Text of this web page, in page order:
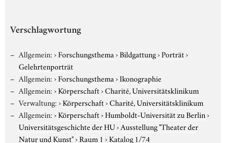
Verschlagwortung
Allgemein:›Forschungsthema›Bildgattung›Porträt›
Gelehrtenporträt
Allgemein:›Forschungsthema›Ikonographie
Allgemein:›Körperschaft›Charité, Universitätsklinikum
Verwaltung:›Körperschaft›Charité, Universitätsklinikum
Allgemein:›Körperschaft›Humboldt-Universität zu Berlin›
Universitätsgeschichte der HU›Ausstellung "Theater der
Natur und Kunst"›Raum 1 ›Katalog 1/74